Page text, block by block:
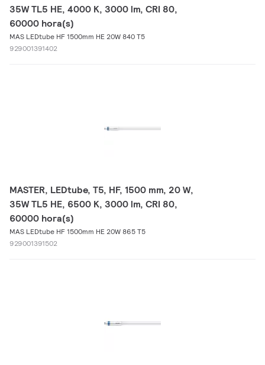
35W TL5 HE, 4000 K, 3000 lm, CRI 80,
60000 hora(s)
MAS LEDtube HF 1500mm HE 20W 840 T5
929001391402
MASTER, LEDtube, T5, HF, 1500 mm, 20 W,
35W TL5 HE, 6500 K, 3000 lm, CRI 80,
60000 hora(s)
MAS LEDtube HF 1500mm HE 20W 865 T5
929001391502